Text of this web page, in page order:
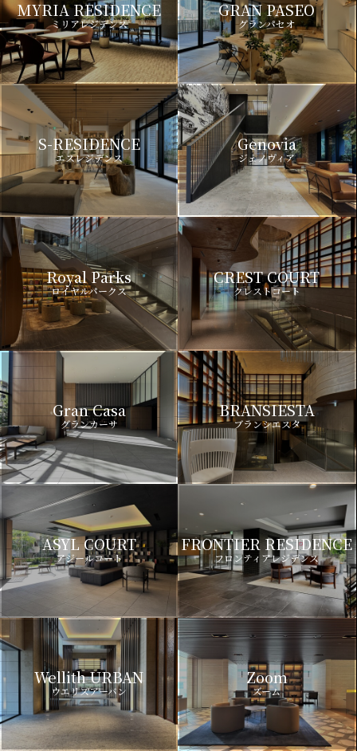
MYRIA RESIDENCE
ミリアレジデンス
GRAN PASEO
グランパセオ
S-RESIDENCE
エスレジデンス
Genovia
ジェノヴィア
Royal Parks
ロイヤルパークス
CREST COURT
クレストコート
Gran Casa
グランカーサ
BRANSIESTA
ブランシエスタ
ASYL COURT
アジールコート
FRONTIER RESIDENCE
フロンティアレジデンス
Wellith URBAN
ウエリスアーバン
Zoom
ズーム